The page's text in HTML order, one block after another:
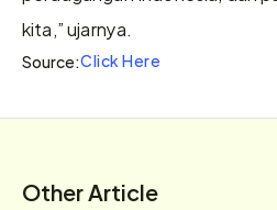
kita,” ujarnya.
Source:Click Here
Other Article